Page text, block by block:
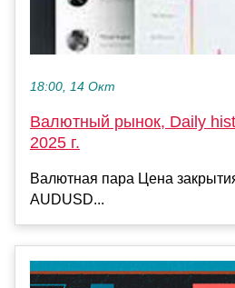
18:00, 14 Окт
Валютный рынок, Daily
2025 г.
Валютная пара Цена
AUDUSD...